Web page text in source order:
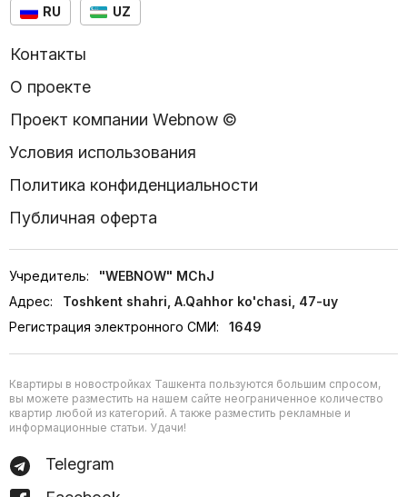
RU UZ
Контакты
О проекте
Проект компании Webnow ©
Условия использования
Политика конфиденциальности
Публичная оферта
Учредитель:
"WEBNOW" MChJ
Адрес:
Toshkent shahri, A.Qahhor ko'chasi, 47-uy
Регистрация электронного СМИ:
1649
Квартиры в новостройках Ташкента пользуются большим спросом,
вы можете разместить на нашем сайте неограниченное количество
квартир любой из категорий. А также разместить рекламные и
информационные статьи. Удачи!
Telegram